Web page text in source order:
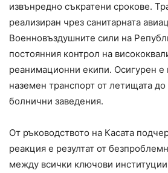
извънредно съкратени срокове.
реализиран чрез санитарната
Военновъздушните сили на
постоянния контрол на
реанимационни екипи. Осигурен е
наземен транспорт от летищата
болнични заведения.
От ръководството на Касата
реакция е резултат от
между всички ключови